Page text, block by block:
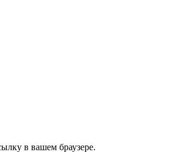
в вашем браузере.